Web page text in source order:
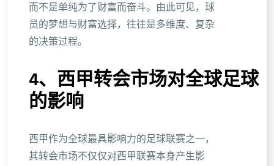
而不是单纯为了财富而奋斗。由此可见，球
员的梦想与财富选择，往往是多维度、复杂
的决策过程。
4、西甲转会市场对全球足球
的影响
西甲作为全球最具影响力的足球联赛之一，
其转会市场不仅仅对西甲联赛本身产生影